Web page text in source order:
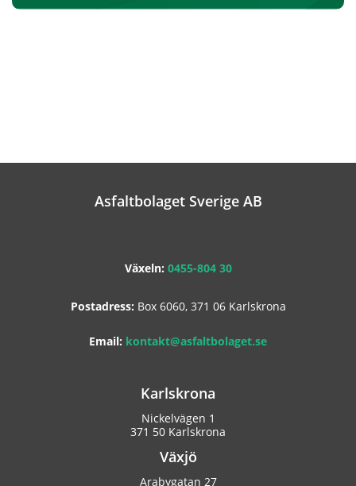
Asfaltbolaget Sverige AB
Växeln: 0455-804 30
Postadress: Box 6060, 371 06 Karlskrona
Email: kontakt@asfaltbolaget.se
Karlskrona
Nickelvägen 1
371 50 Karlskrona
Växjö
Arabygatan 27